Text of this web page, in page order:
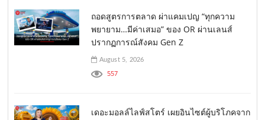
ถอดสูตรการตลาด ผ่าแคมเปญ “ทุกความ
พยายาม…มีค่าเสมอ” ของ OR ผ่านเลนส์
ปรากฏการณ์สังคม Gen Z
August 5, 2026
557
เดอะมอลล์ไลฟ์สโตร์ เผยอินไซต์ผู้บริโภคจาก